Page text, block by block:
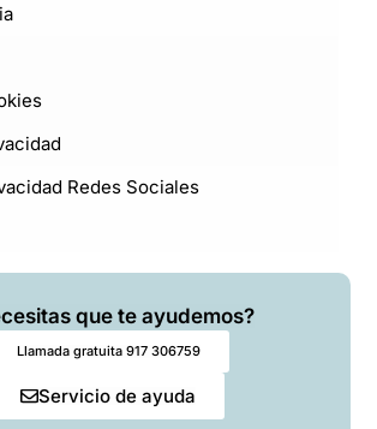
Redes Sociales
que te ayudemos?
Llamada gratuita 917 306759
Servicio de ayuda